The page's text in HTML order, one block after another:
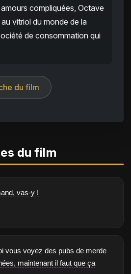
compliquées, Octave
vitriol du monde de la
de consommation qui
du film
du film
vas-y !
vous voyez des pubs de merde
maintenant il faut que ça